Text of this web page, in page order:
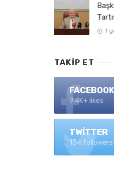
1
TAKIP ET
FACEBOOK
9.4K+ likes
TWITTER
134 followers